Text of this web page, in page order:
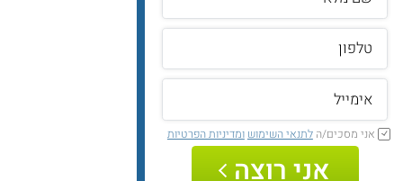
אני מסכים/הלתנאי השימוש ומדיניות הפרטיות
אני רוצה